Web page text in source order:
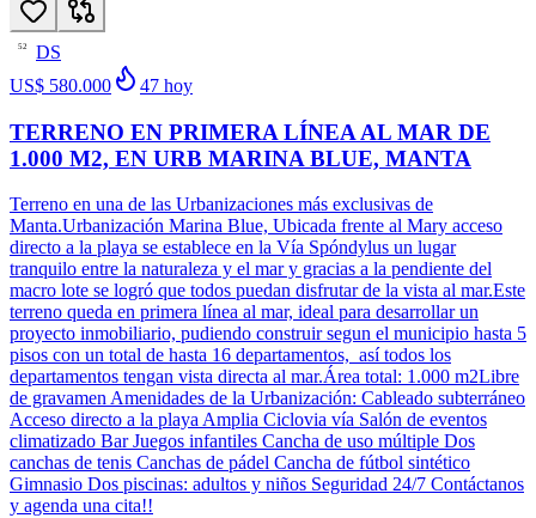
52
DS
US$ 580.000
47 hoy
TERRENO EN PRIMERA LÍNEA AL MAR DE
1.000 M2, EN URB MARINA BLUE, MANTA
Terreno en una de las Urbanizaciones más exclusivas de
Manta.Urbanización Marina Blue, Ubicada frente al Mary acceso
directo a la playa se establece en la Vía Spóndylus un lugar
tranquilo entre la naturaleza y el mar y gracias a la pendiente del
macro lote se logró que todos puedan disfrutar de la vista al mar.Este
terreno queda en primera línea al mar, ideal para desarrollar un
proyecto inmobiliario, pudiendo construir segun el municipio hasta 5
pisos con un total de hasta 16 departamentos, así todos los
departamentos tengan vista directa al mar.Área total: 1.000 m2Libre
de gravamen Amenidades de la Urbanización: Cableado subterráneo
Acceso directo a la playa Amplia Ciclovia vía Salón de eventos
climatizado Bar Juegos infantiles Cancha de uso múltiple Dos
canchas de tenis Canchas de pádel Cancha de fútbol sintético
Gimnasio Dos piscinas: adultos y niños Seguridad 24/7 Contáctanos
y agenda una cita!!